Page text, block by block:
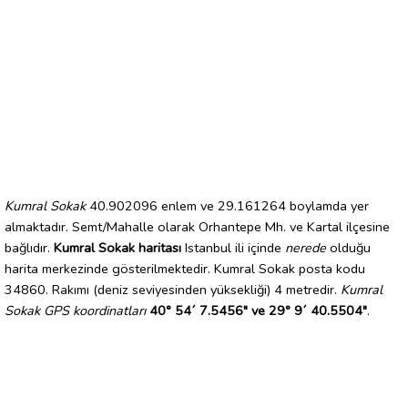
Kumral Sokak40.902096 enlem ve 29.161264 boylamda yer
almaktadır. Semt/Mahalle olarak Orhantepe Mh. ve Kartal ilçesine
bağlıdır. Kumral Sokak haritası Istanbul ili içinde nerede olduğu
harita merkezinde gösterilmektedir. Kumral Sokak posta kodu
34860. Rakımı (deniz seviyesinden yüksekliği) 4 metredir. Kumral
Sokak GPS koordinatları 40° 54´ 7.5456" ve 29° 9´ 40.5504".